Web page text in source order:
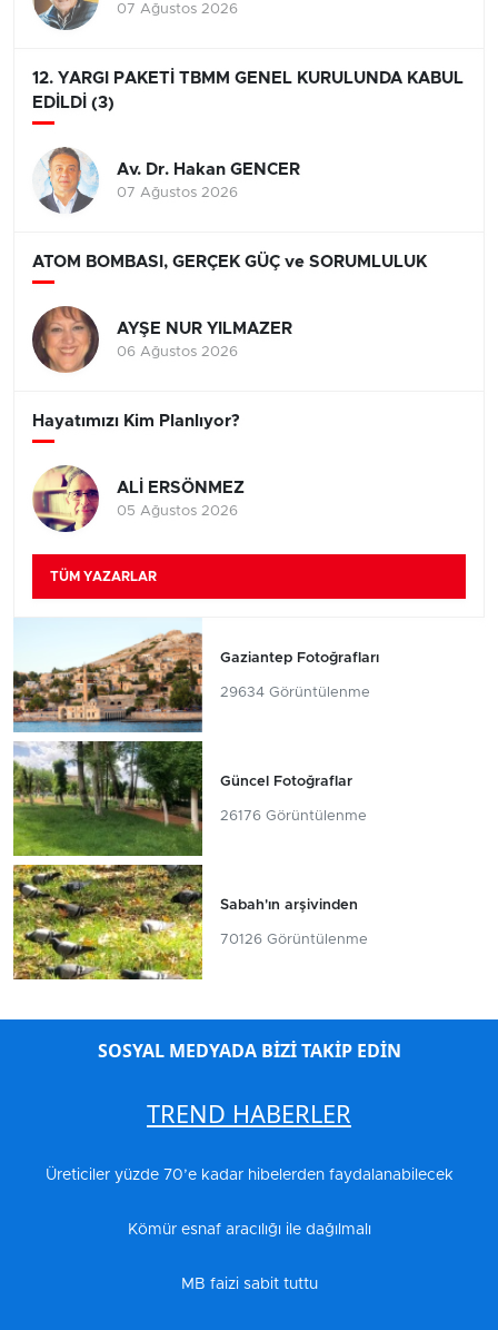
07 Ağustos 2026
12. YARGI PAKETİ TBMM GENEL KURULUNDA KABUL
EDİLDİ (3)
Av. Dr. Hakan GENCER
07 Ağustos 2026
ATOM BOMBASI, GERÇEK GÜÇ ve SORUMLULUK
AYŞE NUR YILMAZER
06 Ağustos 2026
Hayatımızı Kim Planlıyor?
ALİ ERSÖNMEZ
05 Ağustos 2026
TÜM YAZARLAR
Gaziantep Fotoğrafları
29634 Görüntülenme
Güncel Fotoğraflar
26176 Görüntülenme
Sabah'ın arşivinden
70126 Görüntülenme
SOSYAL MEDYADA BİZİ TAKİP EDİN
TREND HABERLER
Üreticiler yüzde 70’e kadar hibelerden faydalanabilecek
Kömür esnaf aracılığı ile dağılmalı
MB faizi sabit tuttu